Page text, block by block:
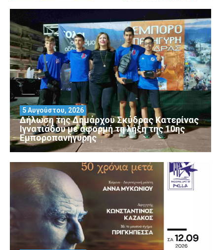
Δήλωση της Δημάρχου Σκύδρας Κατερίνας
Ιγνατιάδου με αφορμή τη λήξη της 10ης
Εμποροπανήγυρης
5 Αυγούστου, 2026